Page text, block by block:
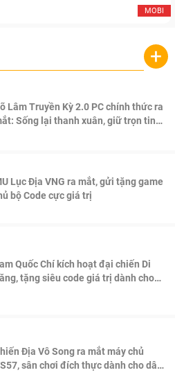
MOBI
+
Lâm Truyền Kỳ 2.0 PC chính thức ra
Sống lại thanh xuân, giữ trọn tinh
Lục Địa VNG ra mắt, gửi tặng game
bộ Code cực giá trị
Quốc Chí kích hoạt đại chiến Di
tặng siêu code giá trị dành cho
Địa Vô Song ra mắt máy chủ
sân chơi đích thực dành cho dân